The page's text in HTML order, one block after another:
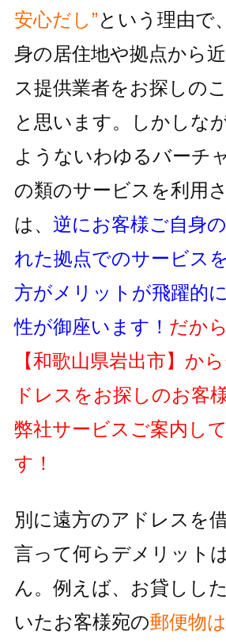
安心だし”という理由で
身の居住地や拠点から
ス提供業者をお探しの
と思います。しかしなが
ようないわゆるバーチ
の類のサービスを利用
は、 逆にお客様ご自身
れた拠点でのサービス
方がメリットが飛躍的
性が御座います！ だか
【和歌山県岩出市】 か
ドレスをお探しのお客
弊社サービスご案内し
す！
別に遠方のアドレスを
言って何らデメリット
ん。例えば、お貸しし
いたお客様宛の郵便物